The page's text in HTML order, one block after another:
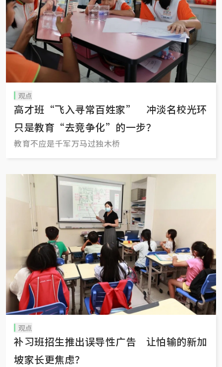
观点
高才班“飞入寻常百姓家” 冲淡名校光环
只是教育“去竞争化”的一步？
教育不应是千军万马过独木桥
观点
补习班招生推出误导性广告 让怕输的新加
坡家长更焦虑？